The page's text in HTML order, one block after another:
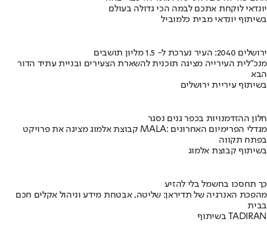
יונדאי לוקחת אתכם לבמה הכי גדולה בעולם
בשיתוף יונדאי מבית כלמוביל
ירושלים 2040: העיר נערכת ל- 1.5 מליון תושבים
מנכ"לית העירייה מציגה תוכנית להשארת הצעירים ובניית עתיד הדור
הבא
בשיתוף עיריית ירושלים
חלון ההזדמנויות בכפר גנים נסגר
קבוצת אלמוג מציגה את פרויקט MALA: מגדלי הפרימיום האחרונים
בפתח תקווה
בשיתוף קבוצת אלמוג
כך תחסכו בחשמל בלי להזיע
מהפכת האנרגיה של תדיראן: שליטה, אבטחת מידע וניהול אקלים חכם
בבית
בשיתוף TADIRAN